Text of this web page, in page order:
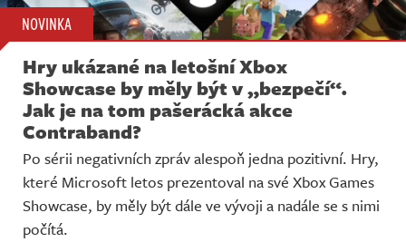
NOVINKA
Hry ukázané na letošní Xbox
Showcase by měly být v „bezpečí“.
Jak je na tom pašerácká akce
Contraband?
Po sérii negativních zpráv alespoň jedna pozitivní. Hry,
které Microsoft letos prezentoval na své Xbox Games
Showcase, by měly být dále ve vývoji a nadále se s nimi
počítá.